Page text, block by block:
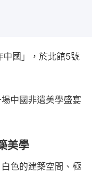
中國」，於北館5號
中國非遺美學盛宴
美學
色的建築空間、極